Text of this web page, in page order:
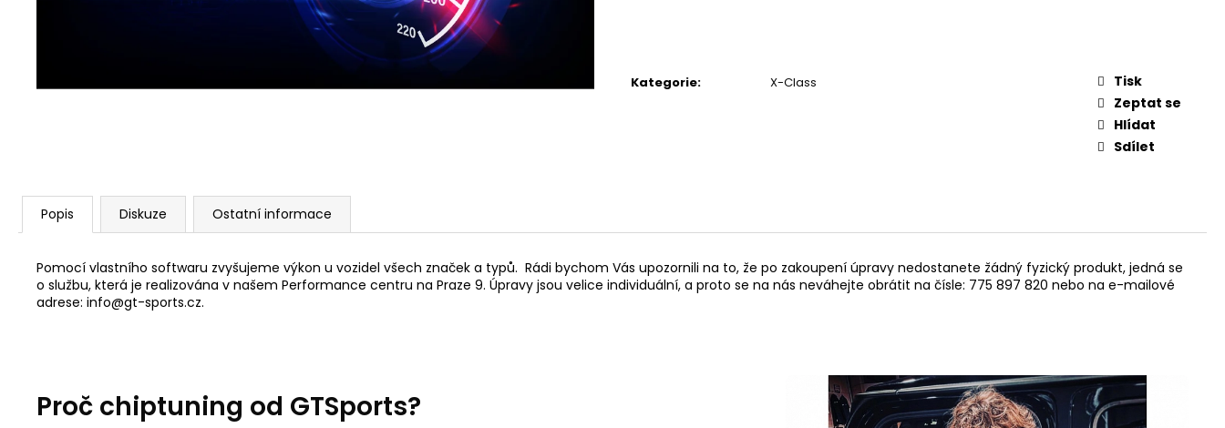
Kategorie: X-Class
Tisk
Zeptat se
Hlídat
Sdílet
Popis Diskuze Ostatní informace
Pomocí vlastního softwaru zvyšujeme výkon u vozidel všech značek a typů. Rádi bychom Vás upozornili na to, že po zakoupení úpravy nedostanete žádný fyzický produkt, jedná se
o službu, která je realizována v našem Performance centru na Praze 9. Úpravy jsou velice individuální, a proto se na nás neváhejte obrátit na čísle: 775 897 820 nebo na e-mailové
adrese: info@gt-sports.cz.
Proč chiptuning od GTSports?
6 625 Kč